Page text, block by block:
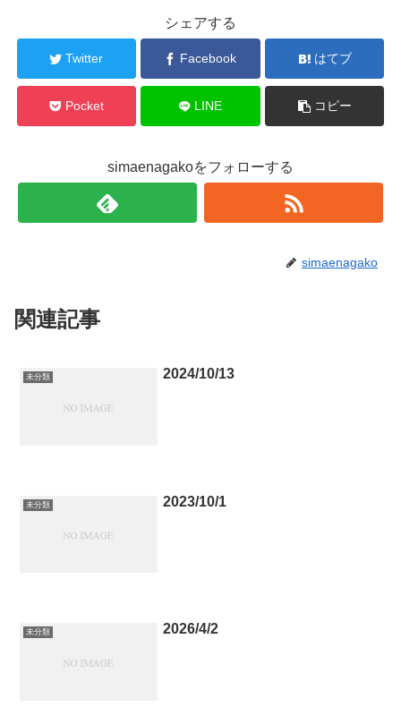
シェアする
Twitter Facebook はてブ
Pocket LINE コピー
simaenagakoをフォローする
simaenagako
関連記事
未分類 2024/10/13
未分類 2023/10/1
未分類 2026/4/2